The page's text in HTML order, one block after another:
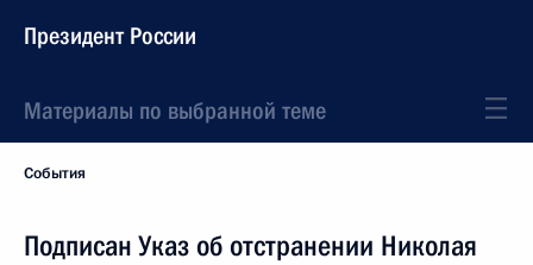
Президент России
Материалы по выбранной теме
События
Подписан Указ об отстранении Николая